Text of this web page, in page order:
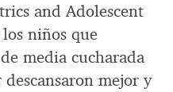
and Adolescent
niños que
media cucharada
mejor y